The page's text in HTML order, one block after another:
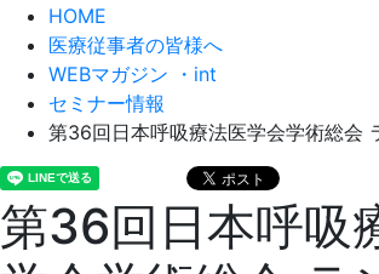
HOME
医療従事者の皆様へ
WEBマガジン ・int
セミナー情報
第36回日本呼吸療法医学会学術総会
第36回日本呼吸